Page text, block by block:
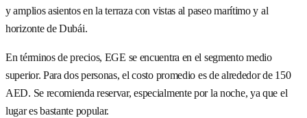
y amplios asientos en la terraza con vistas al paseo marítimo y al
horizonte de Dubái.
En términos de precios, EGE se encuentra en el segmento medio
superior. Para dos personas, el costo promedio es de alrededor de 150
AED. Se recomienda reservar, especialmente por la noche, ya que el
lugar es bastante popular.